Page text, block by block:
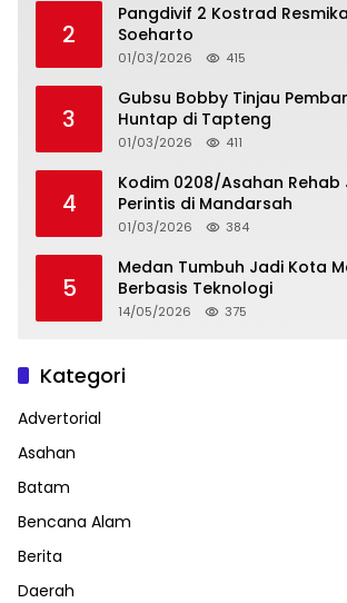
2
Pangdivif 2 Kostrad
Soeharto
01/03/2026 415
3
Gubsu Bobby Tinjau
Huntap di Tapteng
01/03/2026 411
4
Kodim 0208/Asahan
Perintis di Mandarsah
01/03/2026 384
5
Medan Tumbuh Jadi Kota
Berbasis Teknologi
14/05/2026 375
Kategori
Advertorial
Asahan
Batam
Bencana Alam
Berita
Daerah